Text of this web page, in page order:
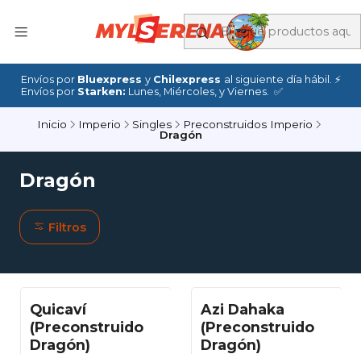
Envíos por Bluexpress y Chilexpress al siguiente día hábil. ⚡
Envíos por Starken: Lunes, Miércoles, y Viernes. ✅
Inicio Imperio Singles
Preconstruidos Imperio
Dragón
Dragón
Filtros
Quicaví
(Preconstruido
Dragón)
Azi Dahaka
(Preconstruido
Dragón)